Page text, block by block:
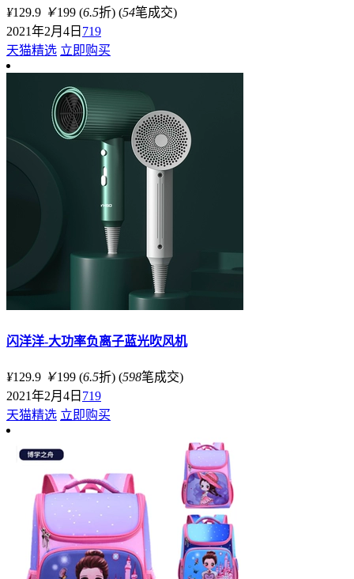
¥129.9 ￥199 (6.5折) (54笔成交)
2021年2月4日 719
天猫精选 立即购买
闪洋洋-大功率负离子蓝光吹风机
¥129.9 ￥199 (6.5折) (598笔成交)
2021年2月4日 719
天猫精选 立即购买